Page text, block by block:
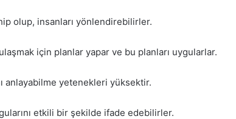
olup, insanları yönlendirebilirler.
için planlar yapar ve bu planları uygularlar.
anlayabilme yetenekleri yüksektir.
etkili bir şekilde ifade edebilirler.